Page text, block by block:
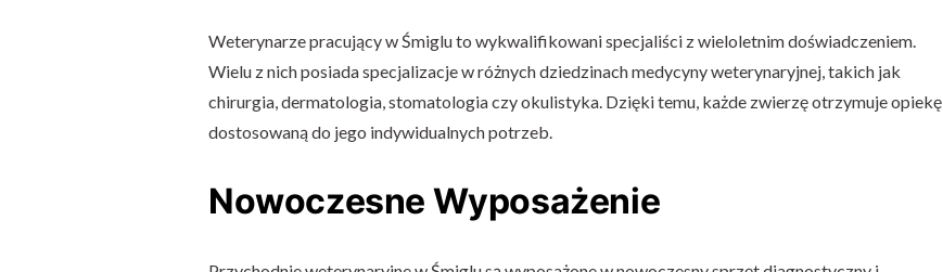
Weterynarze pracujący w Śmiglu to wykwalifikowani specjaliści z wieloletnim doświadczeniem.
Wielu z nich posiada specjalizacje w różnych dziedzinach medycyny weterynaryjnej, takich jak
chirurgia, dermatologia, stomatologia czy okulistyka. Dzięki temu, każde zwierzę otrzymuje opiekę
dostosowaną do jego indywidualnych potrzeb.
Nowoczesne Wyposażenie